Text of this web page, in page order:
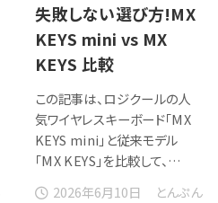
失敗しない選び方!MX
KEYS mini vs MX
KEYS 比較
この記事は、ロジクールの人
気ワイヤレスキーボード「MX
KEYS mini」と従来モデル
「MX KEYS」を比較して、…
2026年6月10日
とんぷん